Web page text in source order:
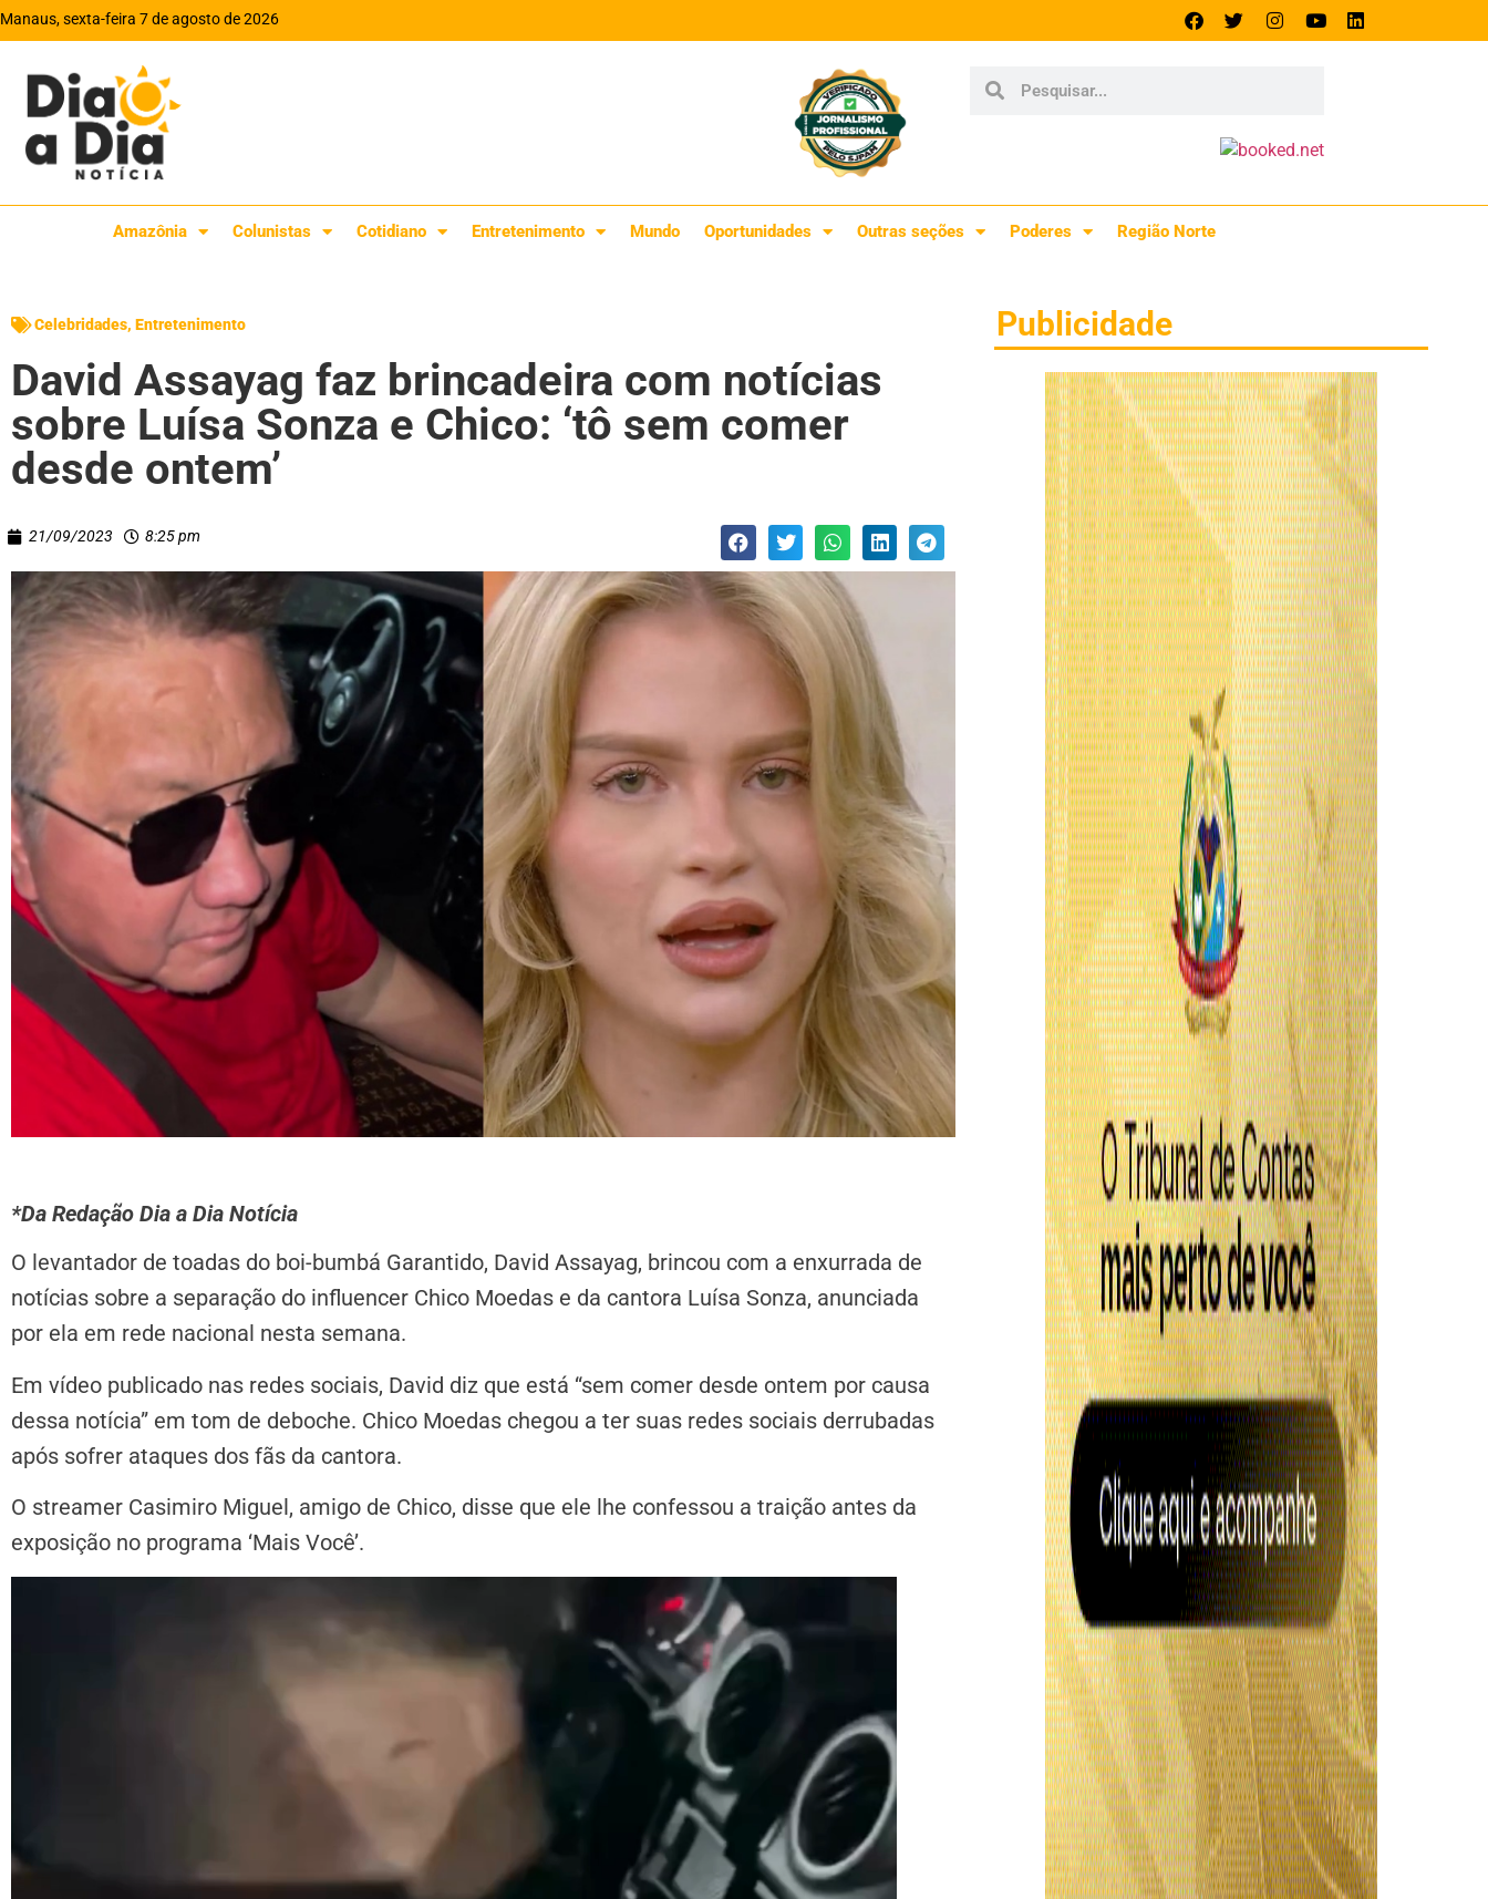
Manaus, sexta-feira 7 de agosto de 2026
Amazônia Colunistas Cotidiano Entretenimento Mundo Oportunidades Outras seções Poderes Região Norte
Celebridades, Entretenimento
David Assayag faz brincadeira com notícias
sobre Luísa Sonza e Chico: ‘tô sem comer
desde ontem’
21/09/2023 8:25 pm
*Da Redação Dia a Dia Notícia
O levantador de toadas do boi-bumbá Garantido, David Assayag, brincou com a enxurrada de
notícias sobre a separação do influencer Chico Moedas e da cantora Luísa Sonza, anunciada
por ela em rede nacional nesta semana.
Em vídeo publicado nas redes sociais, David diz que está “sem comer desde ontem por causa
dessa notícia” em tom de deboche. Chico Moedas chegou a ter suas redes sociais derrubadas
após sofrer ataques dos fãs da cantora.
O streamer Casimiro Miguel, amigo de Chico, disse que ele lhe confessou a traição antes da
exposição no programa ‘Mais Você’.
Publicidade